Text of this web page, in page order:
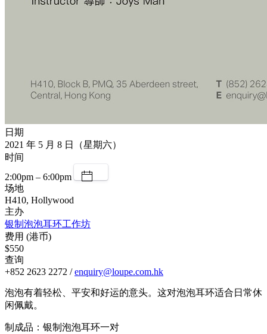
日期
2021 年 5 月 8 日（星期六）
时间
2:00pm – 6:00pm
场地
H410, Hollywood
主办
银制泡泡耳环工作坊
费用 (港币)
$550
查询
+852 2623 2272 /enquiry@loupe.com.hk
泡泡有着轻松、平安和好运的意头。这对泡泡耳环适合日常休
闲佩戴。
制成品：银制泡泡耳环一对